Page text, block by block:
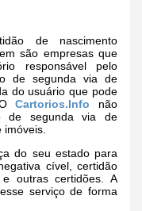
de nascimento
são empresas que
responsável pelo
de segunda via de
do usuário que pode
OCartorios.Info não
de segunda via de
do seu estado para
cível, certidão
outras certidões. A
serviço de forma